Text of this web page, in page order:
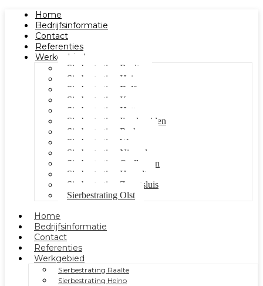
Home
Bedrijfsinformatie
Contact
Referenties
Werkgebied
Sierbestrating Raalte
Sierbestrating Heino
Sierbestrating Dalfsen
Sierbestrating Kampen
Sierbestrating Hattem
Sierbestrating Ijsselmuiden
Sierbestrating Berkum
Sierbestrating Wezep
Sierbestrating Nieuwleusen
Sierbestrating Oudleusen
Sierbestrating Hasselt
Sierbestrating Zwartsluis
Sierbestrating Olst
Home
Bedrijfsinformatie
Contact
Referenties
Werkgebied
Sierbestrating Raalte
Sierbestrating Heino